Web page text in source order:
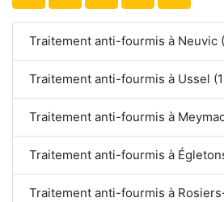
Traitement anti-fourmis à Neuvic
Traitement anti-fourmis à Ussel
Traitement anti-fourmis à
Traitement anti-fourmis à
Traitement anti-fourmis à